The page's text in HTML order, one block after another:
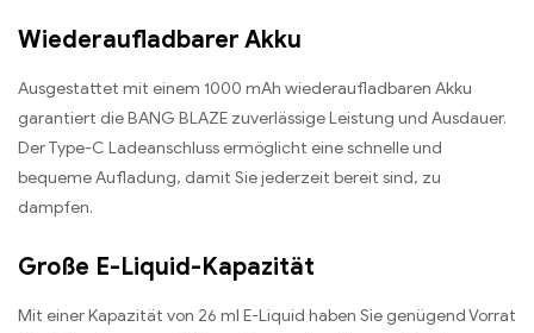
Wiederaufladbarer Akku
Ausgestattet mit einem 1000 mAh wiederaufladbaren Akku
garantiert die BANG BLAZE zuverlässige Leistung und Ausdauer.
Der Type-C Ladeanschluss ermöglicht eine schnelle und
bequeme Aufladung, damit Sie jederzeit bereit sind, zu
dampfen.
Große E-Liquid-Kapazität
Mit einer Kapazität von 26 ml E-Liquid haben Sie genügend Vorrat